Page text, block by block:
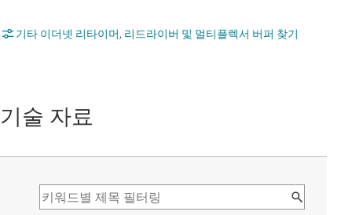
기타 이더넷 리타이머, 리드라이버 및 멀티플렉서 버퍼 찾기
기술 자료